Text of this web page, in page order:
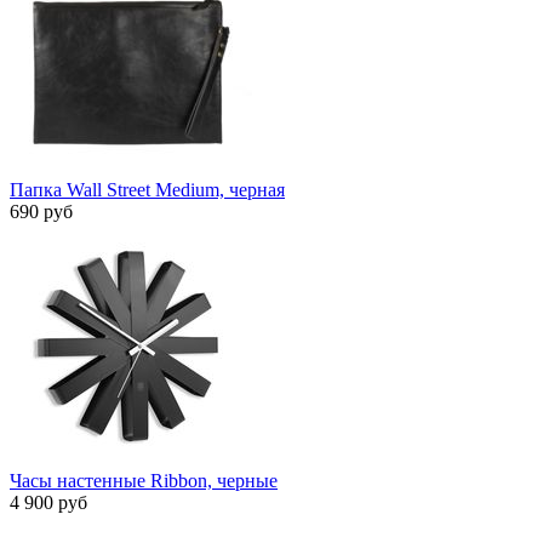
Папка Wall Street Medium, черная
690 руб
Часы настенные Ribbon, черныe
4 900 руб